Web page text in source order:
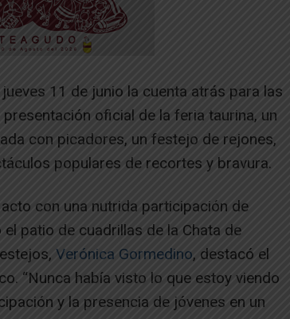
11 de junio la cuenta atrás para las
oficial de la feria taurina, un
con picadores, un festejo de rejones,
populares de recortes y bravura.
con una nutrida participación de
patio de cuadrillas de la Chata de
Verónica Gormedino, destacó el
“Nunca había visto lo que estoy viendo
y la presencia de jóvenes en un